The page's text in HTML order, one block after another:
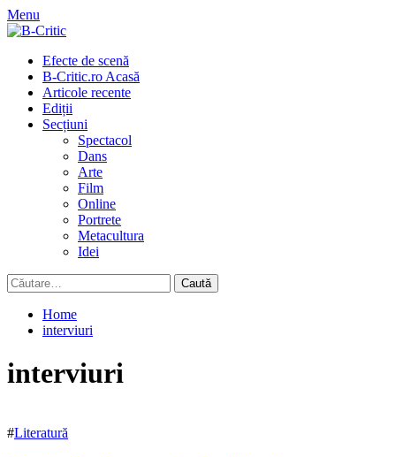
Skip
to
Menu
Primary
Menu
Efecte de scenă
B-Critic.ro Acasă
Articole recente
Ediții
Secțiuni
Spectacol
Dans
Arte
Film
Online
Portrete
Metacultura
Idei
Caută
după:
Home
interviuri
interviuri
#Literatură